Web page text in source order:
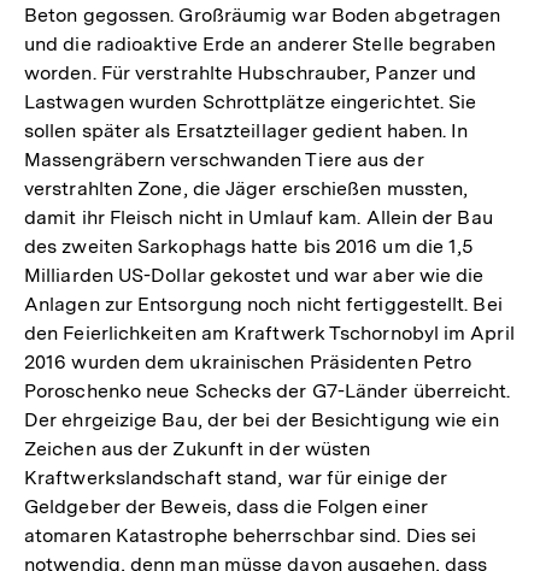
Beton gegossen. Großräumig war Boden abgetragen
und die radioaktive Erde an anderer Stelle begraben
worden. Für verstrahlte Hubschrauber, Panzer und
Lastwagen wurden Schrottplätze eingerichtet. Sie
sollen später als Ersatzteillager gedient haben. In
Massengräbern verschwanden Tiere aus der
verstrahlten Zone, die Jäger erschießen mussten,
damit ihr Fleisch nicht in Umlauf kam. Allein der Bau
des zweiten Sarkophags hatte bis 2016 um die 1,5
Milliarden US-Dollar gekostet und war aber wie die
Anlagen zur Entsorgung noch nicht fertiggestellt. Bei
den Feierlichkeiten am Kraftwerk Tschornobyl im April
2016 wurden dem ukrainischen Präsidenten Petro
Poroschenko neue Schecks der G7-Länder überreicht.
Der ehrgeizige Bau, der bei der Besichtigung wie ein
Zeichen aus der Zukunft in der wüsten
Kraftwerkslandschaft stand, war für einige der
Geldgeber der Beweis, dass die Folgen einer
atomaren Katastrophe beherrschbar sind. Dies sei
notwendig, denn man müsse davon ausgehen, dass